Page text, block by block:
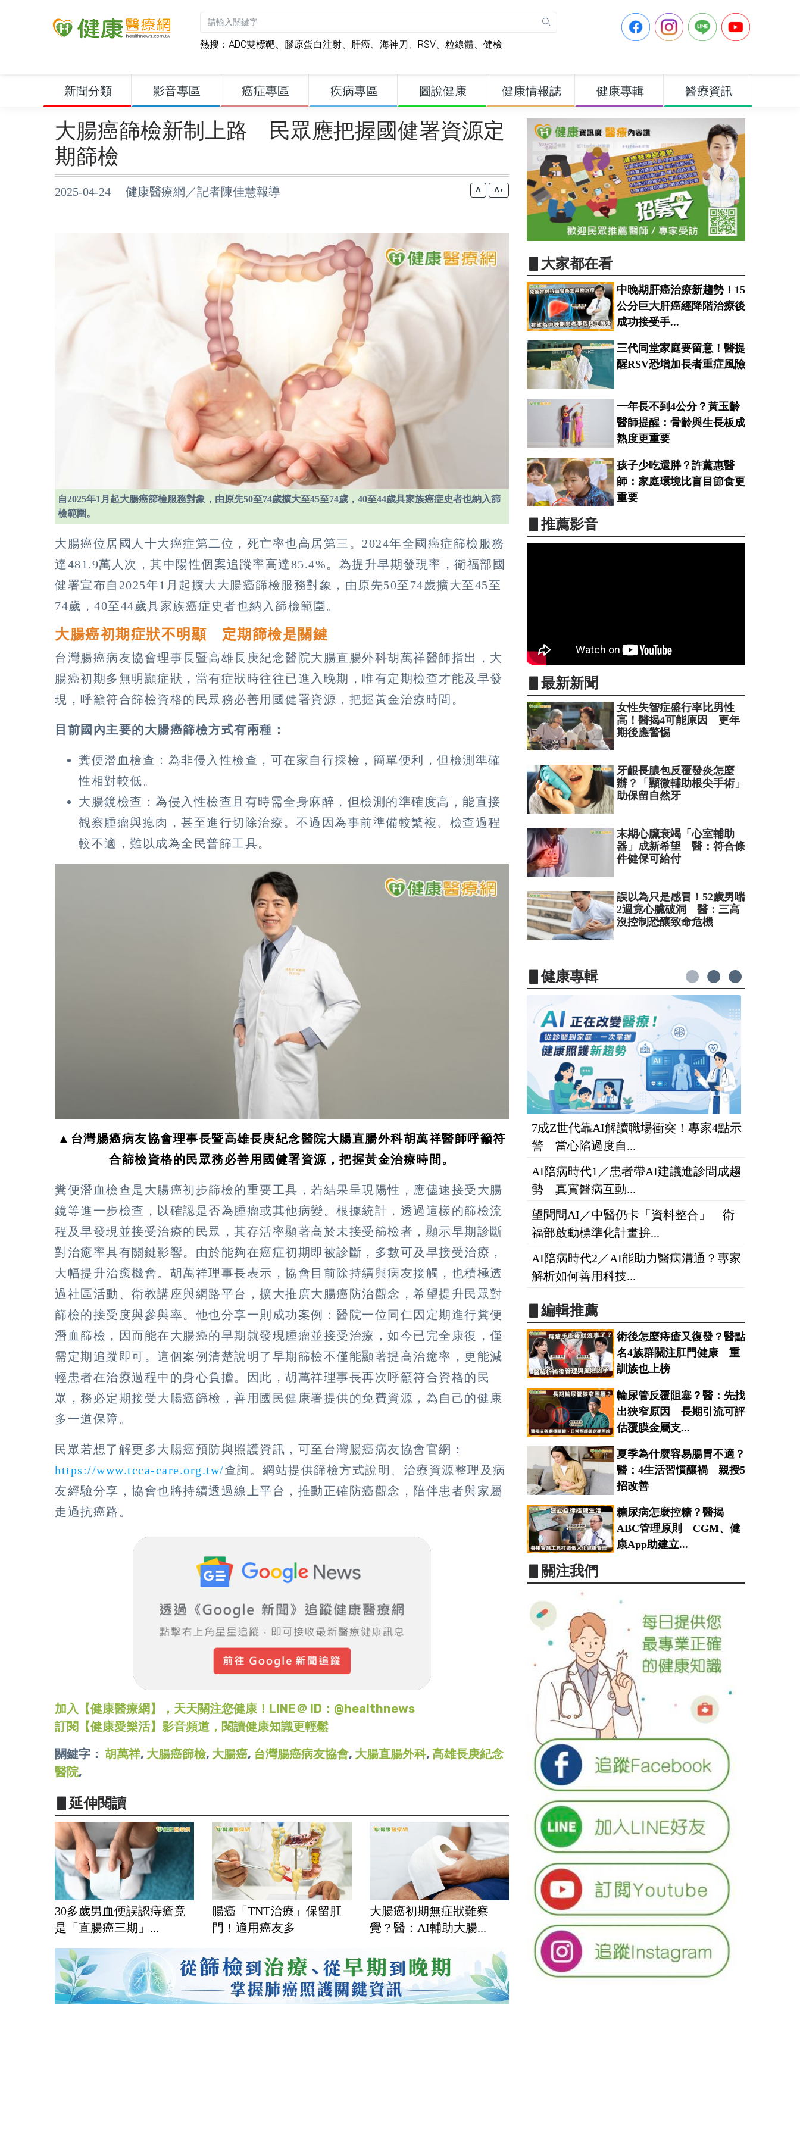
熱搜： ADC雙標靶、 膠原蛋白注射、 肝癌、 海神刀 、 RSV、 粒線體、 健檢
新聞分類 影音專區 癌症專區 疾病專區 圖說健康 健康情報誌 健康專輯 醫療資訊
大腸癌篩檢新制上路 民眾應把握國健署資源定
期篩檢
2025-04-24 健康醫療網／記者陳佳慧報導 +
自2025年1月起大腸癌篩檢服務對象，由原先50至74歲擴大至45至74歲，40至44歲具家族癌症史者也納入篩
檢範圍。
大腸癌位居國人十大癌症第二位，死亡率也高居第三。2024年全國癌症篩檢服務
達481.9萬人次，其中陽性個案追蹤率高達85.4%。為提升早期發現率，衛福部國
健署宣布自2025年1月起擴大大腸癌篩檢服務對象，由原先50至74歲擴大至45至
74歲，40至44歲具家族癌症史者也納入篩檢範圍。
大腸癌初期症狀不明顯 定期篩檢是關鍵
台灣腸癌病友協會理事長暨高雄長庚紀念醫院大腸直腸外科胡萬祥醫師指出，大
腸癌初期多無明顯症狀，當有症狀時往往已進入晚期，唯有定期檢查才能及早發
現，呼籲符合篩檢資格的民眾務必善用國健署資源，把握黃金治療時間。
目前國內主要的大腸癌篩檢方式有兩種：
糞便潛血檢查：為非侵入性檢查，可在家自行採檢，簡單便利，但檢測準確
性相對較低。
大腸鏡檢查：為侵入性檢查且有時需全身麻醉，但檢測的準確度高，能直接
觀察腫瘤與瘜肉，甚至進行切除治療。不過因為事前準備較繁複、檢查過程
較不適，難以成為全民普篩工具。
▲台灣腸癌病友協會理事長暨高雄長庚紀念醫院大腸直腸外科胡萬祥醫師呼籲符
合篩檢資格的民眾務必善用國健署資源，把握黃金治療時間。
糞便潛血檢查是大腸癌初步篩檢的重要工具，若結果呈現陽性，應儘速接受大腸
鏡等進一步檢查，以確認是否為腫瘤或其他病變。根據統計，透過這樣的篩檢流
程及早發現並接受治療的民眾，其存活率顯著高於未接受篩檢者，顯示早期診斷
對治癒率具有關鍵影響。由於能夠在癌症初期即被診斷，多數可及早接受治療，
大幅提升治癒機會。胡萬祥理事長表示，協會目前除持續與病友接觸，也積極透
過社區活動、衛教講座與網路平台，擴大推廣大腸癌防治觀念，希望提升民眾對
篩檢的接受度與參與率。他也分享一則成功案例：醫院一位同仁因定期進行糞便
潛血篩檢，因而能在大腸癌的早期就發現腫瘤並接受治療，如今已完全康復，僅
需定期追蹤即可。這個案例清楚說明了早期篩檢不僅能顯著提高治癒率，更能減
輕患者在治療過程中的身心負擔。因此，胡萬祥理事長再次呼籲符合資格的民
眾，務必定期接受大腸癌篩檢，善用國民健康署提供的免費資源，為自己的健康
多一道保障。
民眾若想了解更多大腸癌預防與照護資訊，可至台灣腸癌病友協會官網：
https://www.tcca-care.org.tw/查詢。網站提供篩檢方式說明、治療資源整理及病
友經驗分享，協會也將持續透過線上平台，推動正確防癌觀念，陪伴患者與家屬
走過抗癌路。
加入【健康醫療網】，天天關注您健康！LINE＠ ID：@healthnews
訂閱【健康愛樂活】影音頻道，閱讀健康知識更輕鬆
關鍵字： 胡萬祥, 大腸癌篩檢, 大腸癌, 台灣腸癌病友協會, 大腸直腸外科, 高雄長庚紀念
醫院,
▋延伸閱讀
30多歲男血便誤認痔瘡竟
是「直腸癌三期」...
腸癌「TNT治療」保留肛
門！適用癌友多
大腸癌初期無症狀難察
覺？醫：AI輔助大腸...
▋大家都在看
中晚期肝癌治療新趨勢！15
公分巨大肝癌經降階治療後
成功接受手...
三代同堂家庭要留意！醫提
醒RSV恐增加長者重症風險
一年長不到4公分？黃玉齡
醫師提醒：骨齡與生長板成
熟度更重要
孩子少吃還胖？許薰惠醫
師：家庭環境比盲目節食更
重要
▋推薦影音
▋最新新聞
女性失智症盛行率比男性
高！醫揭4可能原因 更年
期後應警惕
牙齦長膿包反覆發炎怎麼
辦？「顯微輔助根尖手術」
助保留自然牙
末期心臟衰竭「心室輔助
器」成新希望 醫：符合條
件健保可給付
誤以為只是感冒！52歲男喘
2週竟心臟破洞 醫：三高
沒控制恐釀致命危機
▋健康專輯
7成Z世代靠AI解讀職場衝突！專家4點示
警 當心陷過度自...
AI陪病時代1／患者帶AI建議進診間成趨
勢 真實醫病互動...
望聞問AI／中醫仍卡「資料整合」 衛
福部啟動標準化計畫拚...
AI陪病時代2／AI能助力醫病溝通？專家
解析如何善用科技...
▋編輯推薦
術後怎麼痔瘡又復發？醫點
名4族群關注肛門健康 重
訓族也上榜
輸尿管反覆阻塞？醫：先找
出狹窄原因 長期引流可評
估覆膜金屬支...
夏季為什麼容易腸胃不適？
醫：4生活習慣釀禍 親授5
招改善
糖尿病怎麼控糖？醫揭
ABC管理原則 CGM、健
康App助建立...
▋關注我們